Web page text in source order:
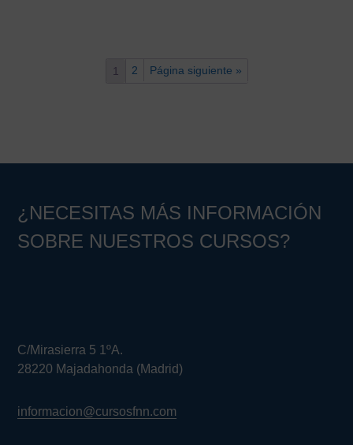
1 2 Página siguiente »
¿NECESITAS MÁS INFORMACIÓN
SOBRE NUESTROS CURSOS?
C/Mirasierra 5 1ºA.
28220 Majadahonda (Madrid)
informacion@cursosfnn.com